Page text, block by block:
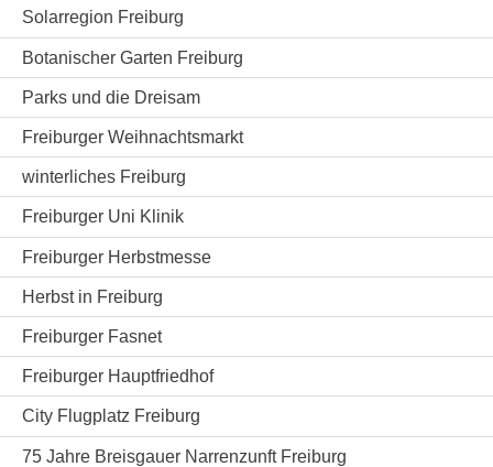
Solarregion Freiburg
Botanischer Garten Freiburg
Parks und die Dreisam
Freiburger Weihnachtsmarkt
winterliches Freiburg
Freiburger Uni Klinik
Freiburger Herbstmesse
Herbst in Freiburg
Freiburger Fasnet
Freiburger Hauptfriedhof
City Flugplatz Freiburg
75 Jahre Breisgauer Narrenzunft Freiburg